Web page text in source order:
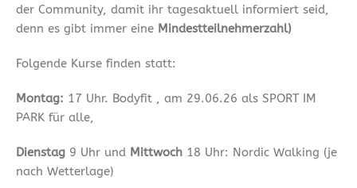
der Community, damit ihr tagesaktuell informiert seid,
denn es gibt immer eine Mindestteilnehmerzahl)
Folgende Kurse finden statt:
Montag: 17 Uhr. Bodyfit , am 29.06.26 als SPORT IM
PARK für alle,
Dienstag 9 Uhr und Mittwoch 18 Uhr: Nordic Walking (je
nach Wetterlage)